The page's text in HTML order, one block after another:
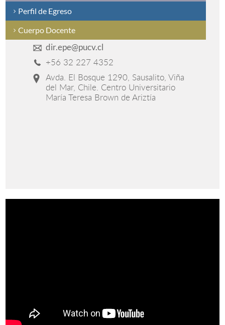
Perfil de Egreso
Cuerpo Docente
dir.epe@pucv.cl
+56 32 227 4352
Avda. El Bosque 1290, Sausalito, Viña
del Mar, Chile. Centro Universitario
María Teresa Brown de Ariztía